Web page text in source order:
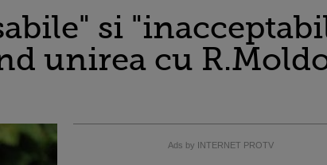
si
unirea cu
Ads by INTERNET PROTV